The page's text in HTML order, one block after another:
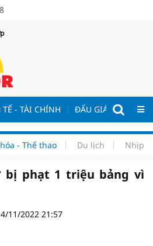
TẾ - TÀI CHÍNH ĐẤU GIÁ - ĐẤU
- Thể thao Du lịch Nhịp
bị phạt 1 triệu bảng vì
11/2022 21:57